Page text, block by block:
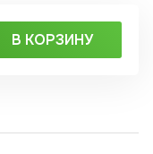
В КОРЗИНУ